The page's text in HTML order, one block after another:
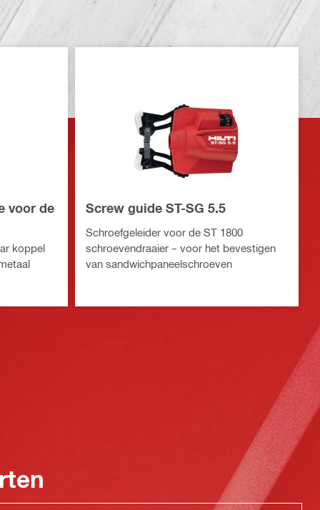
voor de
koppel
Screw guide ST-SG 5.5
Schroefgeleider voor de ST 1800
schroevendraaier – voor het bevestigen
van sandwichpaneelschroeven